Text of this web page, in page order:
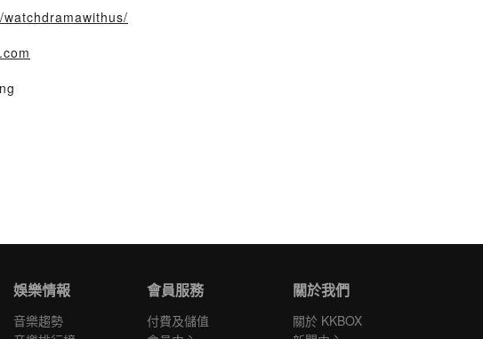
娛樂情報
音樂趨勢
會員服務
付費及儲值
關於我們
關於 KKBOX